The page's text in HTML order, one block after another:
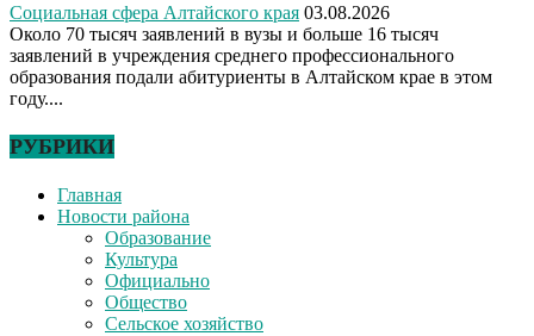
Социальная сфера Алтайского края 03.08.2026
Около 70 тысяч заявлений в вузы и больше 16 тысяч
заявлений в учреждения среднего профессионального
образования подали абитуриенты в Алтайском крае в этом
году....
РУБРИКИ
Главная
Новости района
Образование
Культура
Официально
Общество
Сельское хозяйство